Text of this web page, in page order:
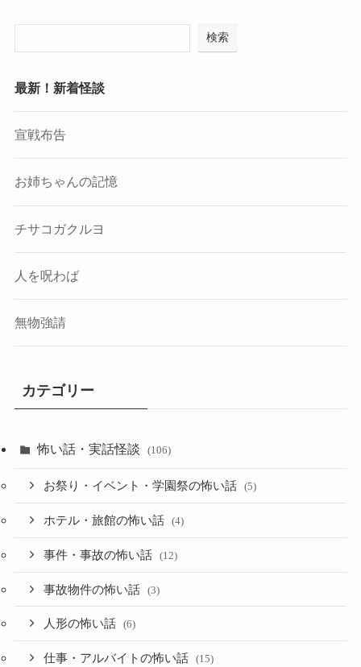
検索
最新！新着怪談
宣戦布告
お姉ちゃんの記憶
チサコガクルヨ
人を呪わば
無物強請
カテゴリー
怖い話・実話怪談 (106)
お祭り・イベント・学園祭の怖い話 (5)
ホテル・旅館の怖い話 (4)
事件・事故の怖い話 (12)
事故物件の怖い話 (3)
人形の怖い話 (6)
仕事・アルバイトの怖い話 (15)